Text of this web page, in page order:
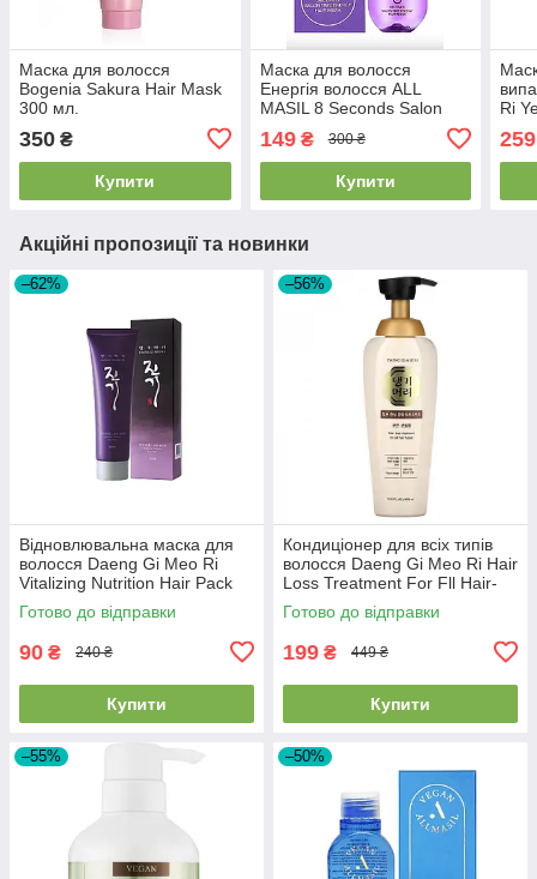
Маска для волосся
Bogenia Sakura Hair Mask
300 мл.
350 ₴
Купити
Маска для волосся
Енергія волосся ALL
MASIL 8 Seconds Salon
Time Energy Hair Mask 200
мл 2026/07/23
149₴ 300 ₴
Купити
Ri
259
Акційні пропозиції та новинки
–62%
Відновлювальна маска для
волосся Daeng Gi Meo Ri
Vitalizing Nutrition Hair Pack
120ml EXP28/08/26
Готово до відправки
90 ₴ 240 ₴
Купити
–56%
Кондиціонер для всіх типів
волосся Daeng Gi Meo Ri Hair
Loss Treatment For Fll Hair-
Types 400ml
Готово до відправки
199 ₴ 449 ₴
Купити
–55% –50%